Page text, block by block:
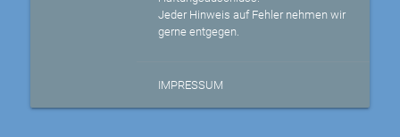
Jeder Hinweis auf Fehler nehmen wir
gerne entgegen.
IMPRESSUM